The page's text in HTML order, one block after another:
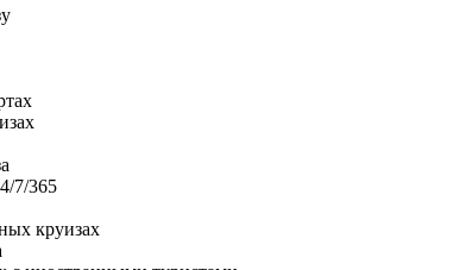
7/365
круизах